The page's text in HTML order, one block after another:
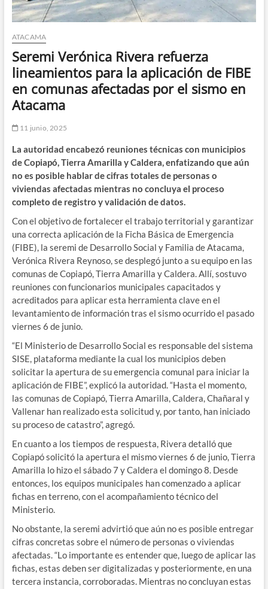
ATACAMA
Seremi Verónica Rivera refuerza
lineamientos para la aplicación de FIBE
en comunas afectadas por el sismo en
Atacama
11 junio, 2025
La autoridad encabezó reuniones técnicas con municipios
de Copiapó, Tierra Amarilla y Caldera, enfatizando que aún
no es posible hablar de cifras totales de personas o
viviendas afectadas mientras no concluya el proceso
completo de registro y validación de datos.
Con el objetivo de fortalecer el trabajo territorial y garantizar
una correcta aplicación de la Ficha Básica de Emergencia
(FIBE), la seremi de Desarrollo Social y Familia de Atacama,
Verónica Rivera Reynoso, se desplegó junto a su equipo en las
comunas de Copiapó, Tierra Amarilla y Caldera. Allí, sostuvo
reuniones con funcionarios municipales capacitados y
acreditados para aplicar esta herramienta clave en el
levantamiento de información tras el sismo ocurrido el pasado
viernes 6 de junio.
“El Ministerio de Desarrollo Social es responsable del sistema
SISE, plataforma mediante la cual los municipios deben
solicitar la apertura de su emergencia comunal para iniciar la
aplicación de FIBE”, explicó la autoridad. “Hasta el momento,
las comunas de Copiapó, Tierra Amarilla, Caldera, Chañaral y
Vallenar han realizado esta solicitud y, por tanto, han iniciado
su proceso de catastro”, agregó.
En cuanto a los tiempos de respuesta, Rivera detalló que
Copiapó solicitó la apertura el mismo viernes 6 de junio, Tierra
Amarilla lo hizo el sábado 7 y Caldera el domingo 8. Desde
entonces, los equipos municipales han comenzado a aplicar
fichas en terreno, con el acompañamiento técnico del
Ministerio.
No obstante, la seremi advirtió que aún no es posible entregar
cifras concretas sobre el número de personas o viviendas
afectadas. “Lo importante es entender que, luego de aplicar las
fichas, estas deben ser digitalizadas y posteriormente, en una
tercera instancia, corroboradas. Mientras no concluyan estas